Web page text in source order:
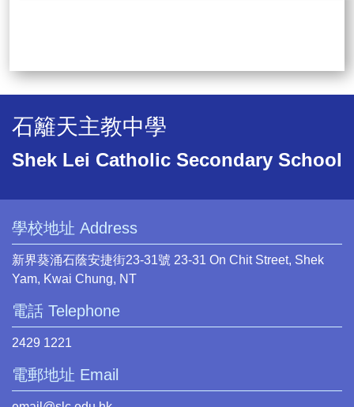
石籬天主教中學
Shek Lei Catholic Secondary School
學校地址 Address
新界葵涌石蔭安捷街23-31號 23-31 On Chit Street, Shek
Yam, Kwai Chung, NT
電話 Telephone
2429 1221
電郵地址 Email